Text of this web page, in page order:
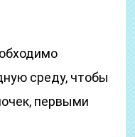
среду, чтобы
первыми